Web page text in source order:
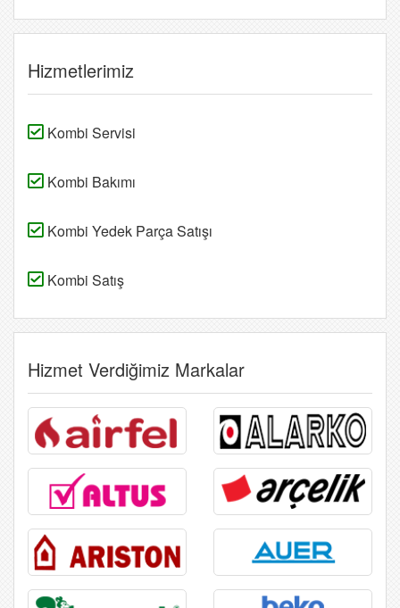
Hizmetlerimiz
Kombi Servisi
Kombi Bakımı
Kombi Yedek Parça Satışı
Kombi Satış
Hizmet Verdiğimiz Markalar